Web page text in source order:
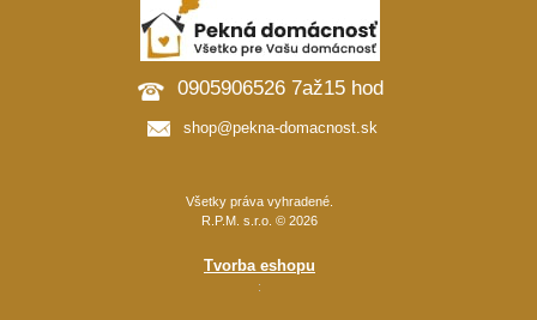
0905906526 7až15 hod
shop@pekna-domacnost.sk
Všetky práva vyhradené.
R.P.M. s.r.o. © 2026
Tvorba eshopu
: